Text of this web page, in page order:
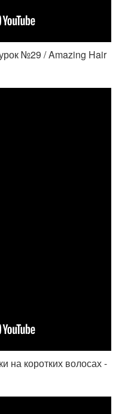
№29 / Amazing Hair
на коротких волосах -